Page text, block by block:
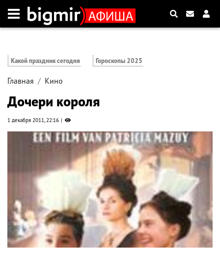
Какой праздник сегодня Гороскопы 2025
Главная Кино
Дочери короля
1 декабря 2011, 22:16